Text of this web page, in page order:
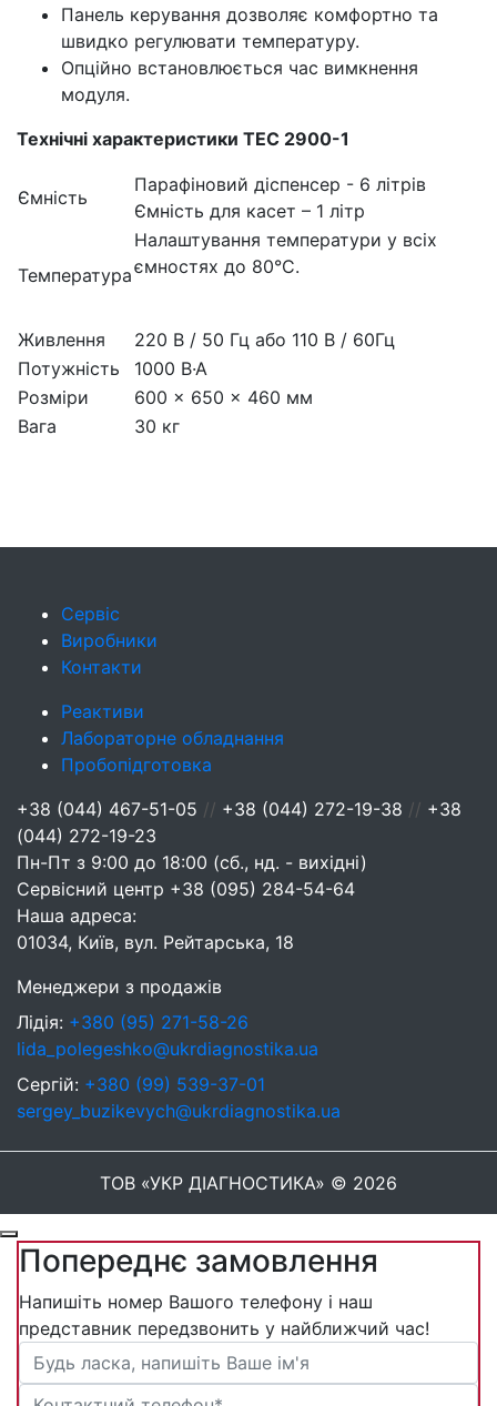
Панель керування дозволяє комфортно та
швидко регулювати температуру.
Опційно встановлюється час вимкнення
модуля.
Технічні характеристики TEC 2900-1
Ємність
Парафіновий діспенсер - 6 літрів
Ємність для касет – 1 літр
Температура
Налаштування температури у всіх
ємностях до 80°С.
Живлення
220 В / 50 Гц або 110 В / 60Гц
Потужність
1000 В·А
Розміри
600 × 650 × 460 мм
Вага
30 кг
Сервіс
Виробники
Контакти
Реактиви
Лабораторне обладнання
Пробопідготовка
+38 (044) 467-51-05 // +38 (044) 272-19-38 // +38
(044) 272-19-23
Пн-Пт з 9:00 до 18:00 (сб., нд. - вихідні)
Сервісний центр +38 (095) 284-54-64
Наша адреса:
01034, Київ, вул. Рейтарська, 18
Менеджери з продажів
Лідія: +380 (95) 271-58-26
lida_polegeshko@ukrdiagnostika.ua
Сергій: +380 (99) 539-37-01
sergey_buzikevych@ukrdiagnostika.ua
ТОВ «УКР ДІАГНОСТИКА» © 2026
Попереднє замовлення
Напишіть номер Вашого телефону і наш
представник передзвонить у найближчий час!